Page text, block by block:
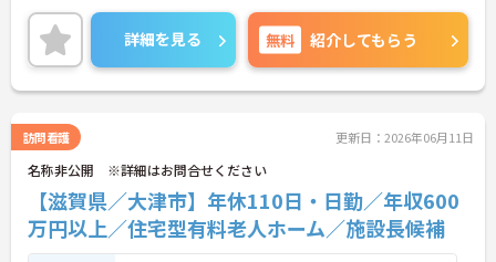
入職後は既存施設での丁寧な事前研修が用意されて
おり、研修中の交通費や宿泊費も会社が負担するた
め安心してスタートできます。想定年収618万円と
高い給与水準に加え、決算賞与や資格取得費用の全
額補助など還元率の高さが魅力です。緊急時を除き
暇などお休みもしっかり確保できます。確定給付企
業年金や1食200円程度の食事補助、会員制高級リゾ
ートの利用など、独自の福利厚生も大変充実してい
ます。有資格者の方にご自身の経験を活かしなが
ら、充実した待遇のもとで新しい施設を作り上げる
やりがいを感じていただける大変おすすめの求人と
なっております。
詳細を見る 無料 紹介してもらう
訪問看護 更新日：2026年06月11日
名称非公開 ※詳細はお問合せください
【滋賀県／大津市】年休110日・日勤／年収600
万円以上／住宅型有料老人ホーム／施設長候補